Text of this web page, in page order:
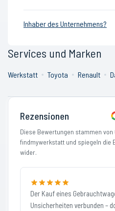
Inhaber des Unternehmens?
Services und Marken
Werkstatt Toyota Renault
Rezensionen
Diese Bewertungen stammen von
findmywerkstatt und spiegeln die
wider.
Der Kauf eines
Unsicherheiten verbunden –